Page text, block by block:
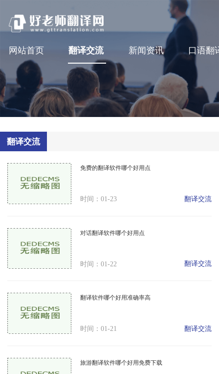
网站首页 翻译交流 新闻资讯 口语翻
翻译交流
免费的翻译软件哪个好用点
时间：01-23 翻译交流
对话翻译软件哪个好用点
时间：01-22 翻译交流
翻译软件哪个好用准确率高
时间：01-21 翻译交流
旅游翻译软件哪个好用免费下载